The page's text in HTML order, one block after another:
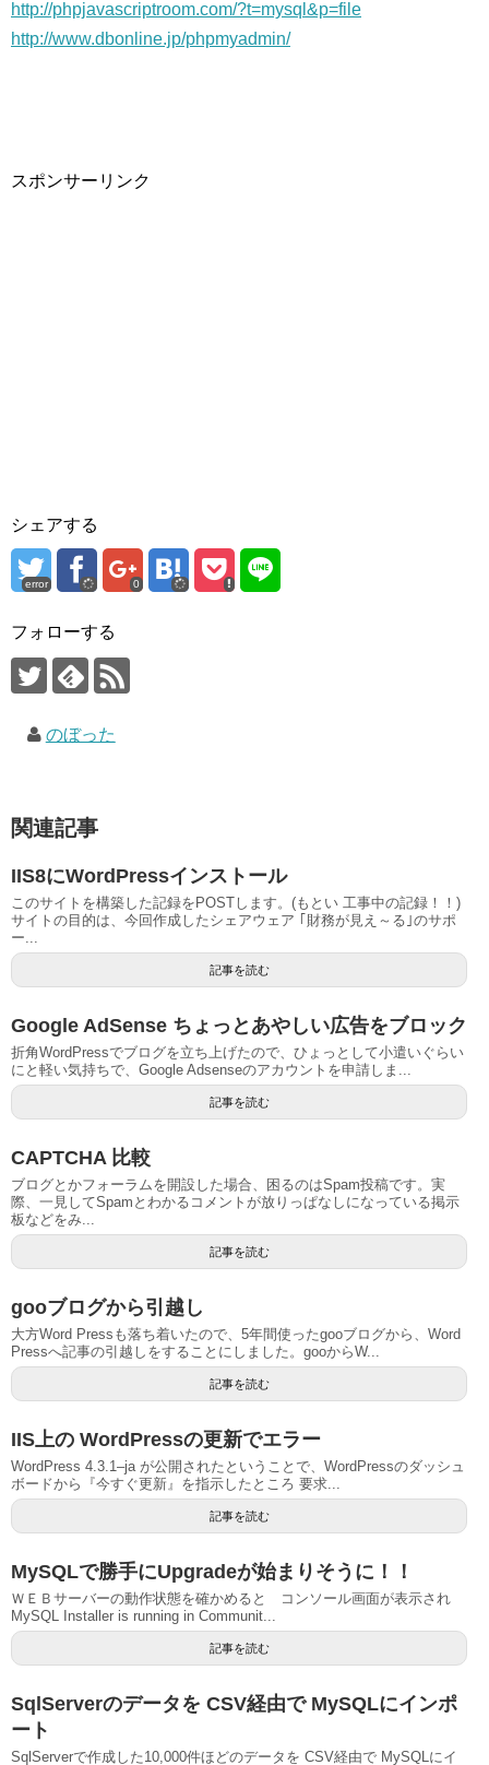
http://phpjavascriptroom.com/?t=mysql&p=file
http://www.dbonline.jp/phpmyadmin/
スポンサーリンク
シェアする
error 0
フォローする
のぼった
関連記事
IIS8にWordPressインストール
このサイトを構築した記録をPOSTします。(もとい 工事中の記録！！)
サイトの目的は、今回作成したシェアウェア ｢財務が見え～る｣のサポ
ー...
記事を読む
Google AdSense ちょっとあやしい広告をブロック
折角WordPressでブログを立ち上げたので、ひょっとして小遣いぐらい
にと軽い気持ちで、Google Adsenseのアカウントを申請しま...
記事を読む
CAPTCHA 比較
ブログとかフォーラムを開設した場合、困るのはSpam投稿です。実
際、一見してSpamとわかるコメントが放りっぱなしになっている掲示
板などをみ...
記事を読む
gooブログから引越し
大方Word Pressも落ち着いたので、5年間使ったgooブログから、Word
Pressへ記事の引越しをすることにしました。gooからW...
記事を読む
IIS上の WordPressの更新でエラー
WordPress 4.3.1–ja が公開されたということで、WordPressのダッシュ
ボードから『今すぐ更新』を指示したところ 要求...
記事を読む
MySQLで勝手にUpgradeが始まりそうに！！
ＷＥＢサーバーの動作状態を確かめると コンソール画面が表示され
MySQL Installer is running in Communit...
記事を読む
SqlServerのデータを CSV経由で MySQLにインポ
ート
SqlServerで作成した10,000件ほどのデータを CSV経由で MySQLにイ